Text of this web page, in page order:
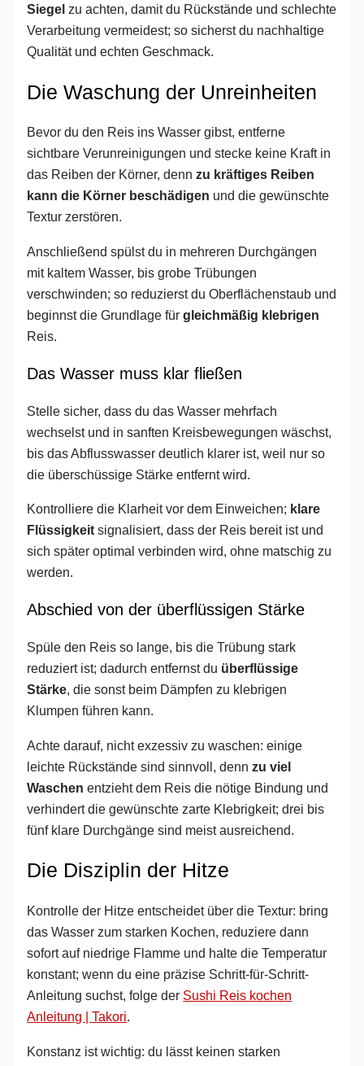
Siegel zu achten, damit du Rückstände und schlechte
Verarbeitung vermeidest; so sicherst du nachhaltige
Qualität und echten Geschmack.
Die Waschung der Unreinheiten
Bevor du den Reis ins Wasser gibst, entferne
sichtbare Verunreinigungen und stecke keine Kraft in
das Reiben der Körner, dennzu kräftiges Reiben
kann die Körner beschädigen und die gewünschte
Textur zerstören.
Anschließend spülst du in mehreren Durchgängen
mit kaltem Wasser, bis grobe Trübungen
verschwinden; so reduzierst du Oberflächenstaub und
beginnst die Grundlage fürgleichmäßig klebrigen
Reis.
Das Wasser muss klar fließen
Stelle sicher, dass du das Wasser mehrfach
wechselst und in sanften Kreisbewegungen wäschst,
bis das Abflusswasser deutlich klarer ist, weil nur so
die überschüssige Stärke entfernt wird.
Kontrolliere die Klarheit vor dem Einweichen; klare
Flüssigkeit signalisiert, dass der Reis bereit ist und
sich später optimal verbinden wird, ohne matschig zu
werden.
Abschied von der überflüssigen Stärke
Spüle den Reis so lange, bis die Trübung stark
reduziert ist; dadurch entfernst du überflüssige
Stärke, die sonst beim Dämpfen zu klebrigen
Klumpen führen kann.
Achte darauf, nicht exzessiv zu waschen: einige
leichte Rückstände sind sinnvoll, dennzu viel
Waschen entzieht dem Reis die nötige Bindung und
verhindert die gewünschte zarte Klebrigkeit; drei bis
fünf klare Durchgänge sind meist ausreichend.
Die Disziplin der Hitze
Kontrolle der Hitze entscheidet über die Textur: bring
das Wasser zum starken Kochen, reduziere dann
sofort auf niedrige Flamme und halte die Temperatur
konstant; wenn du eine präzise Schritt-für-Schritt-
Anleitung suchst, folge der Sushi Reis kochen
Anleitung | Takori.
Konstanz ist wichtig: du lässt keinen starken